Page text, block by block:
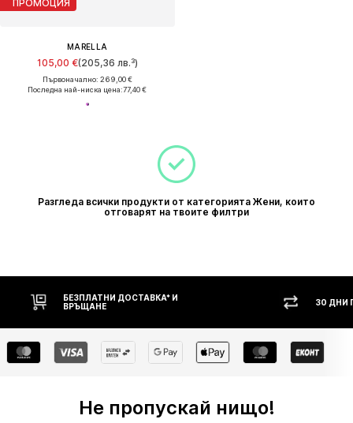
ПРОМОЦИЯ
MARELLA
105,00 €(205,36 лв.³)
Първоначално: 269,00 €
Последна най-ниска цена:77,40 €
Разгледа всички продукти от категорията Жени, които
отговарят на твоите филтри
БЕЗПЛАТНИ ДОСТАВКА* И
ВРЪЩАНЕ
30 ДНИ
Не пропускай нищо!